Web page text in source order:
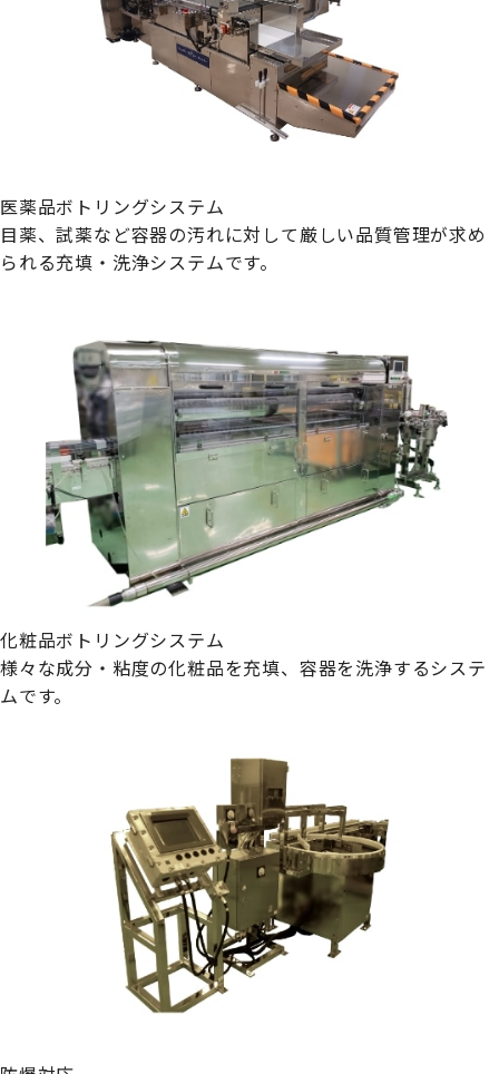
医薬品ボトリングシステム
目薬、試薬など容器の汚れに対して厳しい品質管理が求め
られる充填・洗浄システムです。
化粧品ボトリングシステム
様々な成分・粘度の化粧品を充填、容器を洗浄するシステ
ムです。